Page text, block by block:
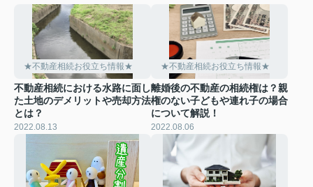
★不動産相続お役立ち情報★
不動産相続における水路に面し
た土地のデメリットや売却方法
とは？
2022.08.13
★不動産相続お役立ち情報★
離婚後の不動産の相続権は？親
権のない子どもや連れ子の場合
について解説！
2022.08.06